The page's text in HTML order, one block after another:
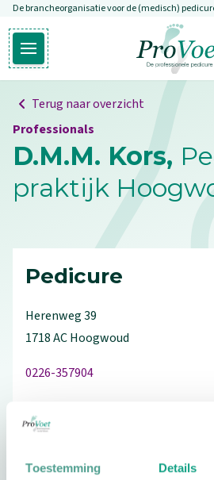
Toestemming Details
Overslaan en naar de inhoud gaan
De brancheorganisatie voor de (medisch)
Open hoofdmenu
Ga naar de
Terug naar overzicht
Professionals
D.M.M. Kors,
praktijk
Pedicure
Herenweg39
1718 ACHoogwoud
0226-357904